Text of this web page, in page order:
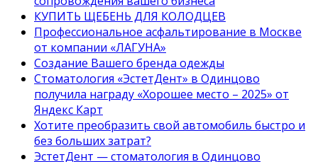
КУПИТЬ ЩЕБЕНЬ ДЛЯ КОЛОДЦЕВ
Профессиональное асфальтирование в Москве
от компании «ЛАГУНА»
Создание Вашего бренда одежды
Стоматология «ЭстетДент» в Одинцово
получила награду «Хорошее место – 2025» от
Яндекс Карт
Хотите преобразить свой автомобиль быстро и
без больших затрат?
ЭстетДент — стоматология в Одинцово